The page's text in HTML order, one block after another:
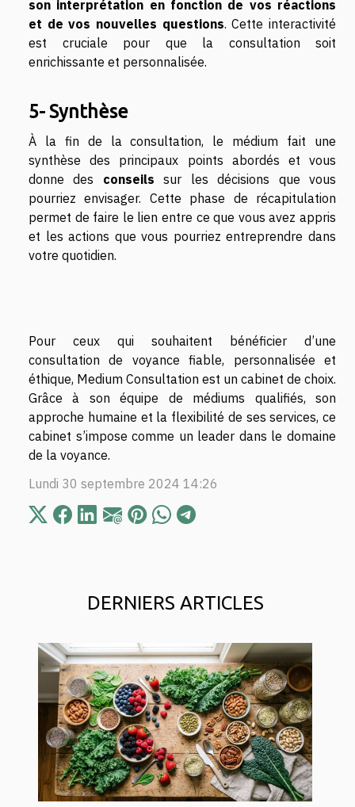
DERNIERS ARTICLES
son interprétation en fonction de vos réactions
et de vos nouvelles questions. Cette interactivité
est cruciale pour que la consultation soit
enrichissante et personnalisée.
5- Synthèse
À la fin de la consultation, le médium fait une
synthèse des principaux points abordés et vous
donne des conseilssur les décisions que vous
pourriez envisager. Cette phase de récapitulation
permet de faire le lien entre ce que vous avez appris
et les actions que vous pourriez entreprendre dans
votre quotidien.
Pour ceux qui souhaitent bénéficier d’une
consultation de voyance fiable, personnalisée et
éthique, Medium Consultation est un cabinet de choix.
Grâce à son équipe de médiums qualifiés, son
approche humaine et la flexibilité de ses services, ce
cabinet s’impose comme un leader dans le domaine
de la voyance.
Lundi 30 septembre 2024 14:26